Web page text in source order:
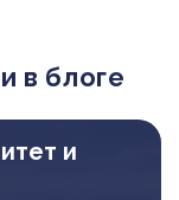
в блоге
и